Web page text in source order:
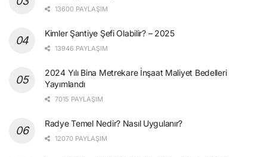
13600 PAYLAŞIM
Kimler Şantiye Şefi Olabilir? – 2025
13946 PAYLAŞIM
2024 Yılı Bina Metrekare İnşaat Maliyet Bedelleri
Yayımlandı
7015 PAYLAŞIM
Radye Temel Nedir? Nasıl Uygulanır?
12070 PAYLAŞIM